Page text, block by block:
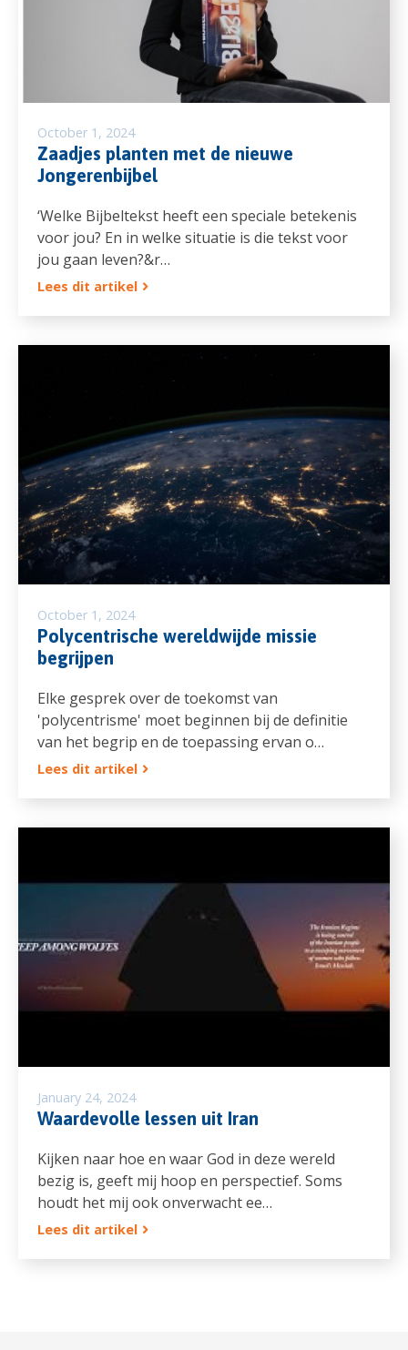
October 1, 2024
Zaadjes planten met de nieuwe
Jongerenbijbel
‘Welke Bijbeltekst heeft een speciale betekenis
voor jou? En in welke situatie is die tekst voor
jou gaan leven?&r…
Lees dit artikel
October 1, 2024
Polycentrische wereldwijde missie
begrijpen
Elke gesprek over de toekomst van
'polycentrisme' moet beginnen bij de definitie
van het begrip en de toepassing ervan o…
Lees dit artikel
January 24, 2024
Waardevolle lessen uit Iran
Kijken naar hoe en waar God in deze wereld
bezig is, geeft mij hoop en perspectief. Soms
houdt het mij ook onverwacht ee…
Lees dit artikel